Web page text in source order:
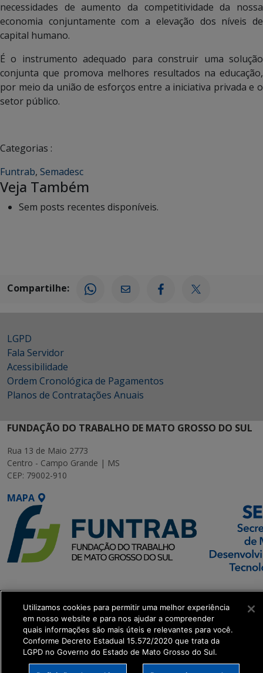
necessidades de aumento da competitividade da nossa
economia conjuntamente com a elevação dos níveis de
capital humano.
É o instrumento adequado para construir uma solução
conjunta que promova melhores resultados na educação,
por meio da união de esforços entre a iniciativa privada e o
setor público.
Categorias :
Funtrab, Semadesc
Veja Também
Sem posts recentes disponíveis.
Compartilhe:
LGPD
Fala Servidor
Acessibilidade
Ordem Cronológica de Pagamentos
Planos de Contratações Anuais
FUNDAÇÃO DO TRABALHO DE MATO GROSSO DO SUL
Rua 13 de Maio 2773
Centro - Campo Grande | MS
CEP: 79002-910
MAPA
SETDIG | Secretaria-
Executiva de
Transformação Digital
get_footer();
Utilizamos cookies para permitir uma melhor experiência
em nosso website e para nos ajudar a compreender
quais informações são mais úteis e relevantes para você.
Conforme Decreto Estadual 15.572/2020 que trata da
LGPD no Governo do Estado de Mato Grosso do Sul.